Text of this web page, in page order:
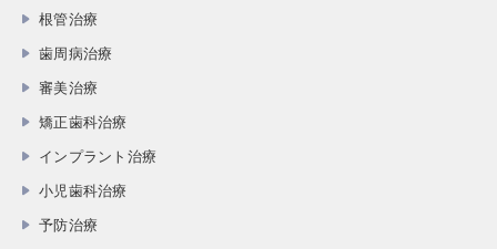
根管治療
歯周病治療
審美治療
矯正歯科治療
インプラント治療
小児歯科治療
予防治療